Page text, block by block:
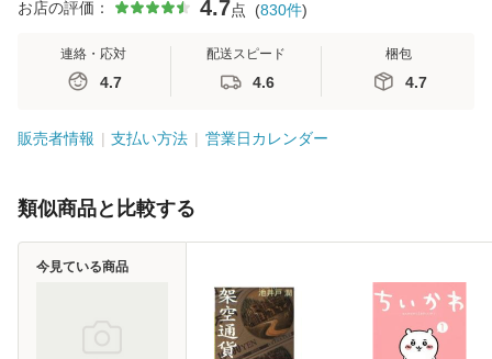
お店の評価： 4.7点 (830件)
連絡・応対
4.7
配送スピード
4.6
梱包
4.7
販売者情報 支払い方法 営業日カレンダー
類似商品と比較する
今見ている商品